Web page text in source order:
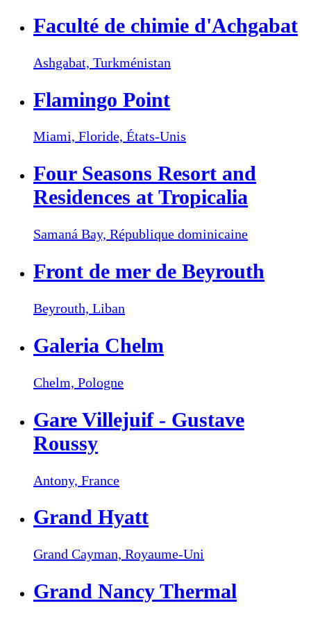
Faculté de chimie d'Achgabat
Ashgabat, Turkménistan
Flamingo Point
Miami, Floride, États-Unis
Four Seasons Resort and
Residences at Tropicalia
Samaná Bay, République dominicaine
Front de mer de Beyrouth
Beyrouth, Liban
Galeria Chelm
Chelm, Pologne
Gare Villejuif - Gustave
Roussy
Antony, France
Grand Hyatt
Grand Cayman, Royaume-Uni
Grand Nancy Thermal